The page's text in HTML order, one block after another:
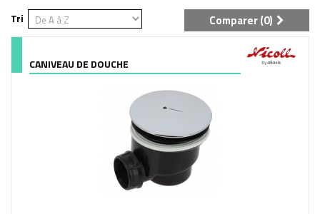
Tri Comparer (0)
CANIVEAU DE DOUCHE